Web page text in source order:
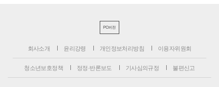
PC버전
회사소개 윤리강령 개인정보처리방침 이용자위원회
청소년보호정책 정정·반론보도 기사심의규정 불편신고